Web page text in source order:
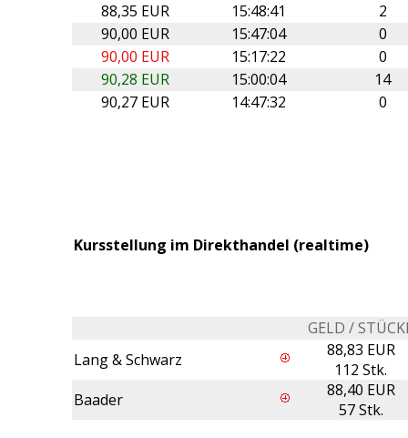
88,35 EUR
15:48:41
2
90,00 EUR
15:47:04
0
90,00 EUR
15:17:22
0
90,28 EUR
15:00:04
14
90,27 EUR
14:47:32 0
Kursstellung im Direkthandel (realtime)
GELD /
Lang & Schwarz
88,83 EUR
112 Stk.
Baader
88,40 EUR
57 Stk.